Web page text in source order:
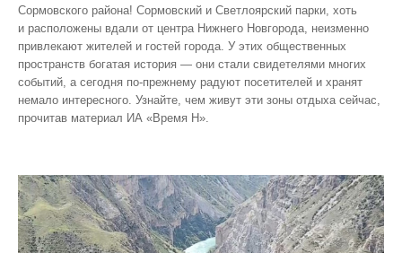
Сормовского района! Сормовский и Светлоярский парки, хоть
и расположены вдали от центра Нижнего Новгорода, неизменно
привлекают жителей и гостей города. У этих общественных
пространств богатая история — они стали свидетелями многих
событий, а сегодня по‑прежнему радуют посетителей и хранят
немало интересного. Узнайте, чем живут эти зоны отдыха сейчас,
прочитав материал ИА «Время Н».